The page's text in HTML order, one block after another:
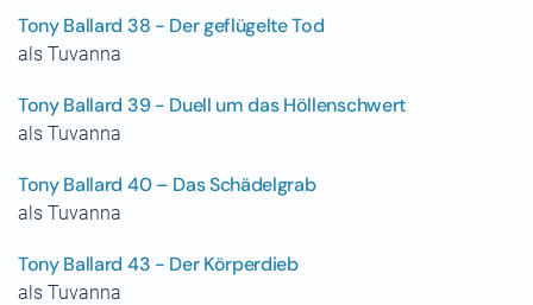
Tony Ballard 38 - Der geflügelte Tod
als Tuvanna
Tony Ballard 39 - Duell um das Höllenschwert
als Tuvanna
Tony Ballard 40 – Das Schädelgrab
als Tuvanna
Tony Ballard 43 - Der Körperdieb
als Tuvanna